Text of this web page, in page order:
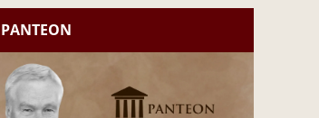
PANTEON